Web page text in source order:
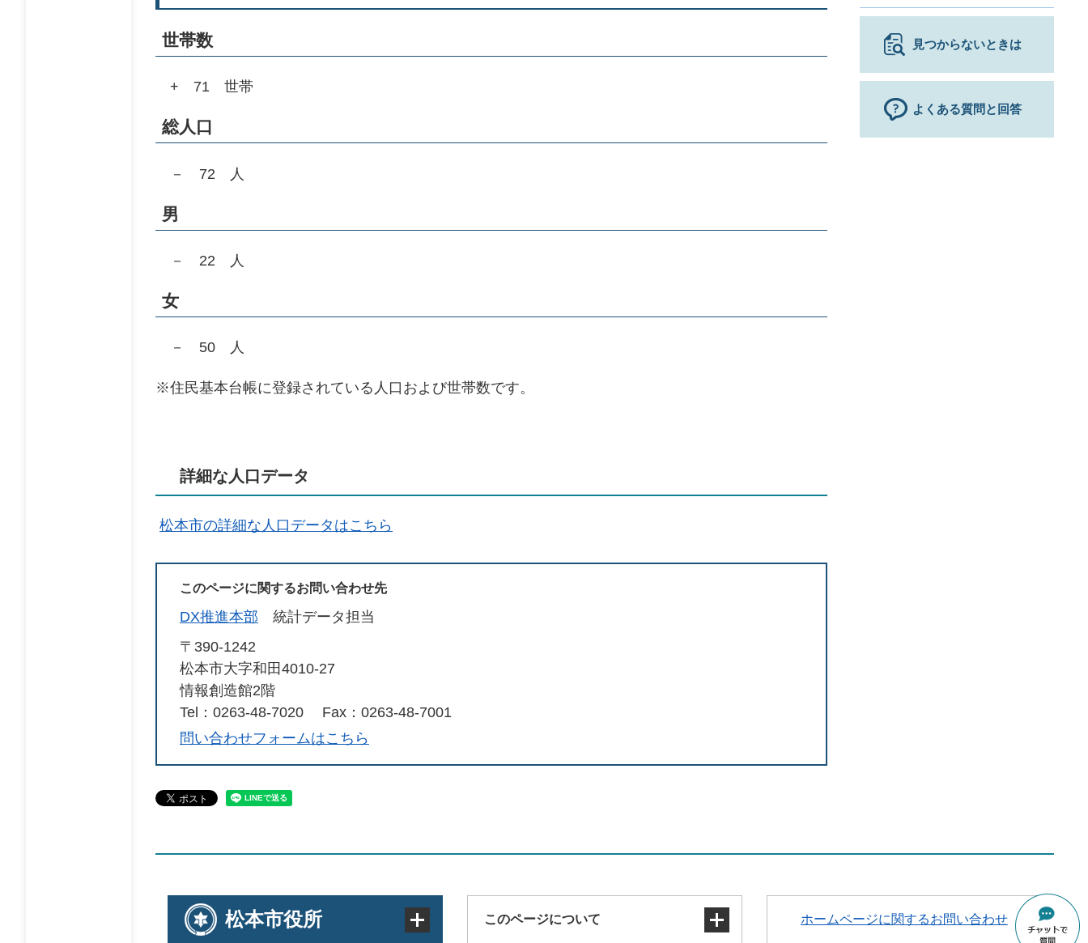
世帯数
+ 71 世帯
総人口
－ 72 人
男
－ 22 人
女
－ 50 人
※住民基本台帳に登録されている人口および世帯数です。
詳細な人口データ
松本市の詳細な人口データはこちら
このページに関するお問い合わせ先
DX推進本部
統計データ担当
〒390-1242
松本市大字和田4010‐27
情報創造館2階
Tel：0263‐48‐7020
Fax：0263‐48‐7001
問い合わせフォームはこちら
見つからないときは
よくある質問と回答
松本市役所 このページについて ホームページに関するお問い合わせ